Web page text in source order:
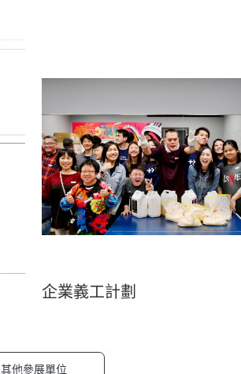
企業義工計劃
其他參展單位